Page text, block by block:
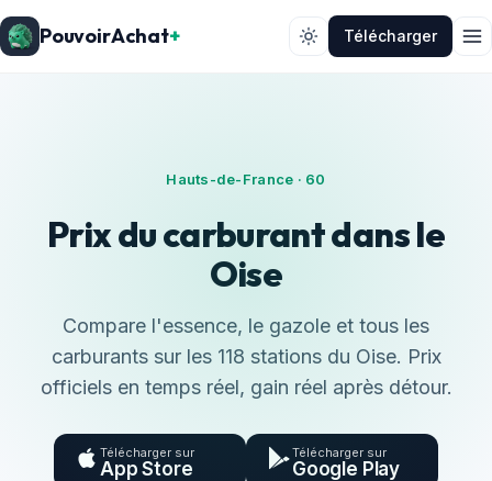
PouvoirAchat+ Télécharger
Hauts-de-France · 60
Prix du carburant dans le
Oise
Compare l'essence, le gazole et tous les
carburants sur les 118 stations du Oise. Prix
officiels en temps réel, gain réel après détour.
Télécharger sur
App Store
Télécharger sur
Google Play